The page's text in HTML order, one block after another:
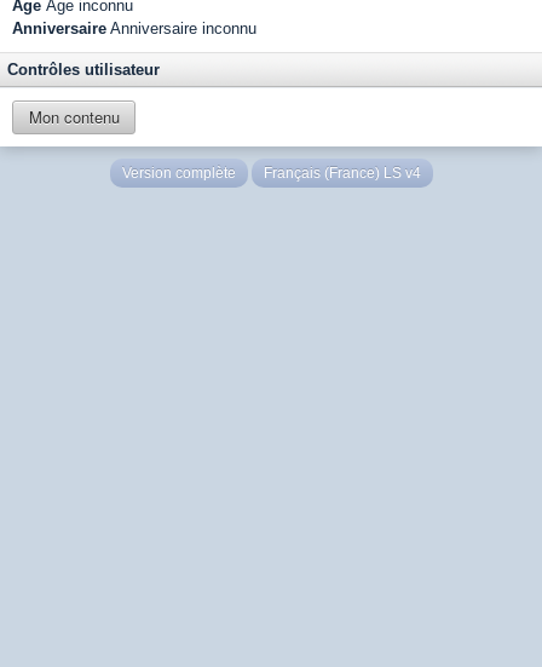
Âge Âge inconnu
Anniversaire Anniversaire inconnu
Contrôles utilisateur
Mon contenu
Version complète Français (France) LS v4